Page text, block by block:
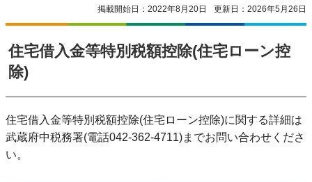
掲載開始日：2022年8月20日
更新日：2026年5月26日
住宅借入金等特別税額控除(住宅ローン控
除)
住宅借入金等特別税額控除(住宅ローン控除)に関する詳細は
武蔵府中税務署(電話042-362-4711)までお問い合わせくださ
い。